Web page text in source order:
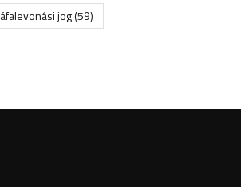
áfalevonási jog(59)